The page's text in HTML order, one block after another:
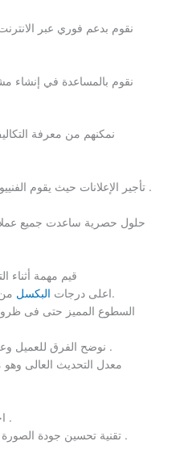
نقوم بالمساعدة في إنشاء
نمكنهم من معرفة
تأجير الإعلانات حيث يقوم الفنييون لدينا بإعداد وبرمجة اعلانات حصرية .
حلول حصرية ساعدت جميع
قيم مهمة
اعلى درجات البكسل
من حيث الدقة والكثافة والوضوح.
السطوع المميز حتى فى ظروف
نوفر DIP و SMD : نوضح الفرق للعميل وعليه الاختيار .
معدل التحديث العالى
احدث تقنية ألوان مع تباين عالى .
تقنية تحسين جودة الصورة والألوان ورفع تجربة المشاهدة .